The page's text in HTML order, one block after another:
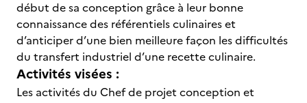
début de sa conception grâce à leur bonne
connaissance des référentiels culinaires et
d’anticiper d’une bien meilleure façon les difficultés
du transfert industriel d’une recette culinaire.
Activités visées :
Les activités du Chef de projet conception et